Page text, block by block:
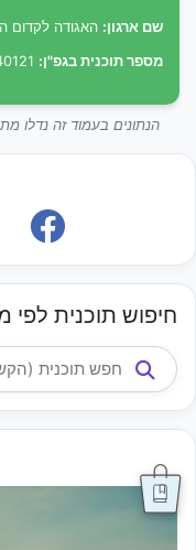
שם ארגון: האגודה לקדום
מספר תוכנית בגפ"ן:
הנתונים בעמוד זה נדלו
חיפוש תוכנית לפי